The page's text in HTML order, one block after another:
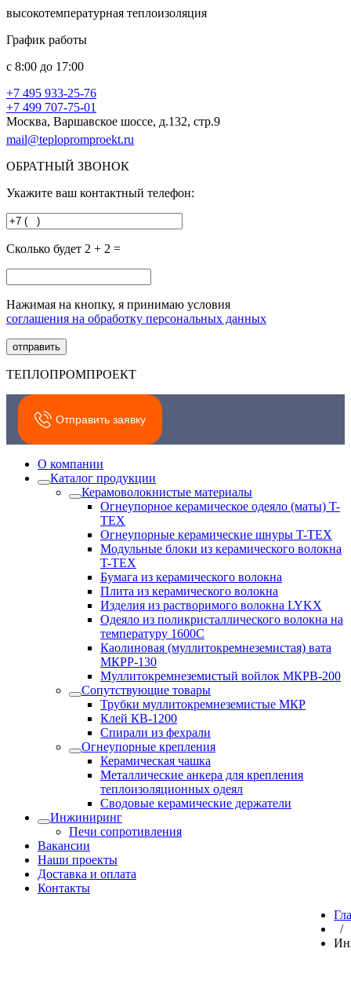
высокотемпературная теплоизоляция
График работы
с 8:00 до 17:00
+7 495 933-25-76
+7 499 707-75-01
Москва, Варшавское шоссе, д.132, стр.9
mail@teplopromproekt.ru
ОБРАТНЫЙ ЗВОНОК
Укажите ваш контактный телефон:
Сколько будет 2 + 2 =
Нажимая на кнопку, я принимаю условия
соглашения на обработку персональных данных
ТЕПЛОПРОМПРОЕКТ
Отправить заявку
О компании
Каталог продукции
Керамоволокнистые материалы
Огнеупорное керамическое одеяло (маты) T-
TEX
Огнеупорные керамические шнуры T-TEX
Модульные блоки из керамического волокна
T-TEX
Бумага из керамического волокна
Плита из керамического волокна
Изделия из растворимого волокна LYKX
Одеяло из поликристаллического волокна на
температуру 1600С
Каолиновая (муллитокремнеземистая) вата
МКРР-130
Муллитокремнеземистый войлок МКРВ-200
Сопутствующие товары
Трубки муллитокремнеземистые МКР
Клей КВ-1200
Спирали из фехрали
Огнеупорные крепления
Керамическая чашка
Металлические анкера для крепления
теплоизоляционных одеял
Сводовые керамические держатели
Инжиниринг
Печи сопротивления
Вакансии
Наши проекты
Доставка и оплата
Контакты
/